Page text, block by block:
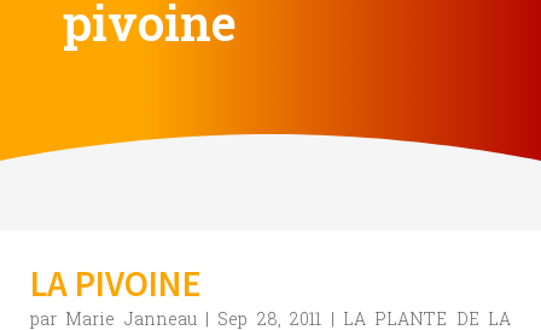
pivoine
LA PIVOINE
par Marie Janneau| Sep 28, 2011 | LA PLANTE DE LA